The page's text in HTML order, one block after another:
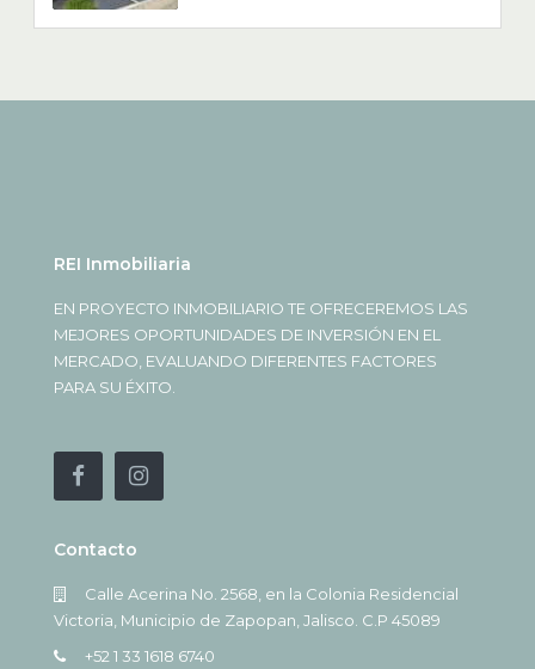
REI Inmobiliaria
EN PROYECTO INMOBILIARIO TE OFRECEREMOS LAS
MEJORES OPORTUNIDADES DE INVERSIÓN EN EL
MERCADO, EVALUANDO DIFERENTES FACTORES
PARA SU ÉXITO.
Contacto
Calle Acerina No. 2568, en la Colonia Residencial
Victoria, Municipio de Zapopan, Jalisco. C.P 45089
+52 1 33 1618 6740